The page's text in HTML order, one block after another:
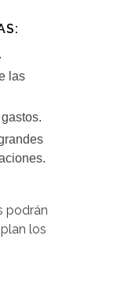
las
podrán
los